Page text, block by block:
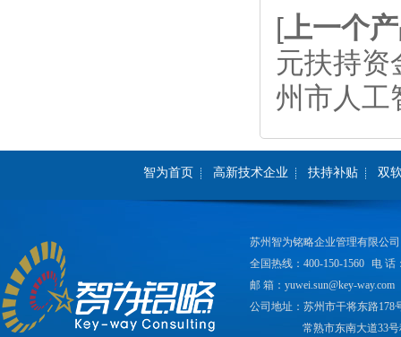
[上一个
元扶持资
州市人工
智为首页 高新技术企业 扶持补贴 双
苏州智为铭略企业管理有限公司
全国热线：400-150-1560 电 话
邮 箱：yuwei.sun@key-way.com
公司地址：苏州市干将东路178
常熟市东南大道33